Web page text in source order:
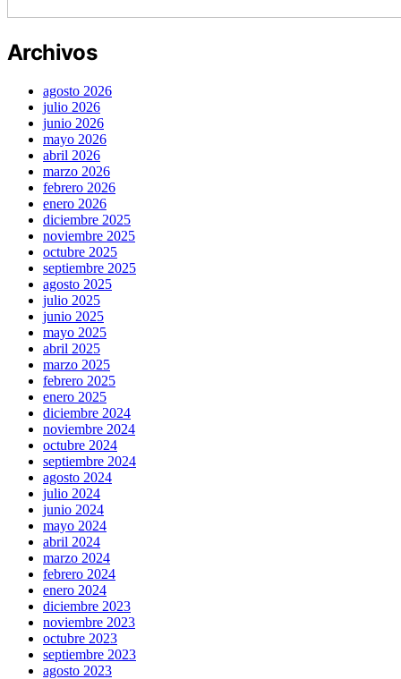
Archivos
agosto 2026
julio 2026
junio 2026
mayo 2026
abril 2026
marzo 2026
febrero 2026
enero 2026
diciembre 2025
noviembre 2025
octubre 2025
septiembre 2025
agosto 2025
julio 2025
junio 2025
mayo 2025
abril 2025
marzo 2025
febrero 2025
enero 2025
diciembre 2024
noviembre 2024
octubre 2024
septiembre 2024
agosto 2024
julio 2024
junio 2024
mayo 2024
abril 2024
marzo 2024
febrero 2024
enero 2024
diciembre 2023
noviembre 2023
octubre 2023
septiembre 2023
agosto 2023